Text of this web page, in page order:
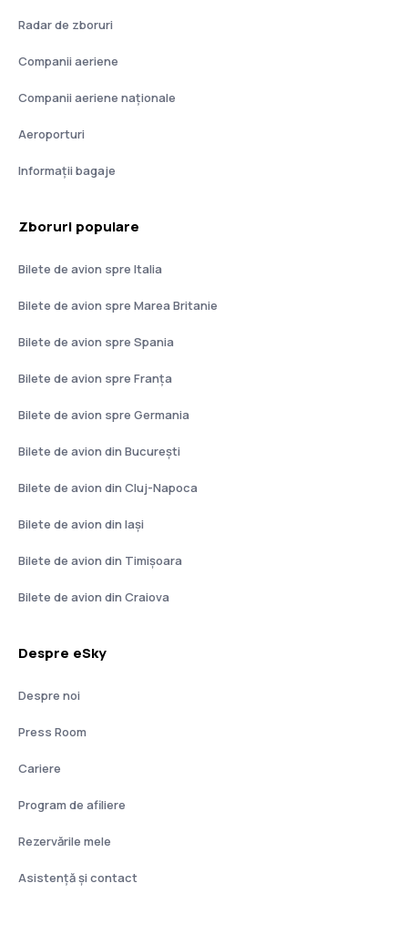
Radar de zboruri
Companii aeriene
Companii aeriene naţionale
Aeroporturi
Informații bagaje
Zboruri populare
Bilete de avion spre Italia
Bilete de avion spre Marea Britanie
Bilete de avion spre Spania
Bilete de avion spre Franţa
Bilete de avion spre Germania
Bilete de avion din București
Bilete de avion din Cluj-Napoca
Bilete de avion din Iași
Bilete de avion din Timișoara
Bilete de avion din Craiova
Despre eSky
Despre noi
Press Room
Cariere
Program de afiliere
Rezervările mele
Asistenţă şi contact